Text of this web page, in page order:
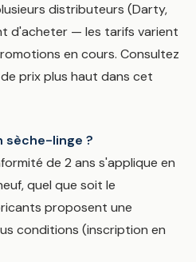
distributeurs (Darty,
d'acheter — les tarifs varient
en cours. Consultez
prix plus haut dans cet
sèche-linge ?
de 2 ans s'applique en
quel que soit le
proposent une
conditions (inscription en